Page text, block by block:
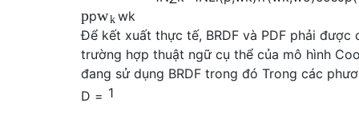
ppwk wk
Để kết xuất thực tế, BRDF và PDF phải được
trường hợp thuật ngữ cụ thể của mô hình
đang sử dụng BRDF trong đó Trong các
D = 1